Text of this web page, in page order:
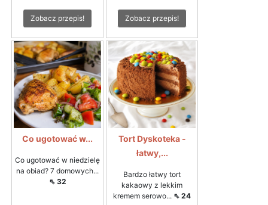
Zobacz przepis! Zobacz przepis!
Co ugotować w...
Co ugotować w niedzielę
na obiad? 7 domowych...
⇖ 32
Tort Dyskoteka -
łatwy,...
Bardzo łatwy tort
kakaowy z lekkim
kremem serowo... ⇖ 24